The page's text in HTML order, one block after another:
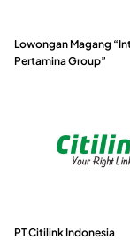
Lowongan Magang
Pertamina Group”
PT Citilink Indonesia